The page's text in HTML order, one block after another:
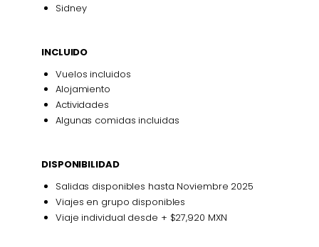
Sidney
INCLUIDO
Vuelos incluidos
Alojamiento
Actividades
Algunas comidas incluidas
DISPONIBILIDAD
Salidas disponibles hasta Noviembre 2025
Viajes en grupo disponibles
Viaje individual desde + $27,920 MXN